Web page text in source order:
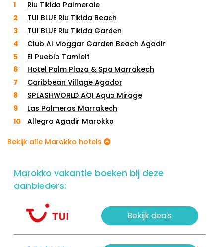
mogelijkheden. Je kunt in een luxe resort of hotel verblijven
zoals je dit in andere landen ook gewend ben, maar in
Marokko is een Riad ook een perfecte optie voor jouw
verblijf. Een Riad is een traditioneel Marokkaans huis met
een binnentuin waar je tijdens jouw stedentrip of vakantie
kunt verblijven. Hier ervaar je de echte Marokkaanse
cultuur en kun je genieten van de gezellig kleinschalige
sfeer die het huis of paleis te bieden heeft.
Riu Tikida Palmeraie
TUI BLUE Riu Tikida Beach
TUI BLUE Riu Tikida Garden
Club Al Moggar Garden Beach Agadir
El Pueblo Tamlelt
Hotel Palm Plaza & Spa Marrakech
Caribbean Village Agador
SPLASHWORLD AQI Aqua Mirage
Las Palmeras Marrakech
Allegro Agadir Marokko
Bekijk alle Marokko hotels
Marokko vakantie boeken bij deze
aanbieders:
Bekijk deals